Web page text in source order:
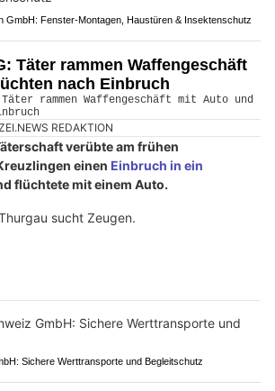
GmbH: Fenster-Montagen, Haustüren & Insektenschutz
Täter rammen Waffengeschäft
nach Einbruch
REDAKTION
verübte am frühen
einen Einbruch in ein
flüchtete mit einem Auto.
sucht Zeugen.
Sichere Werttransporte und Begleitschutz